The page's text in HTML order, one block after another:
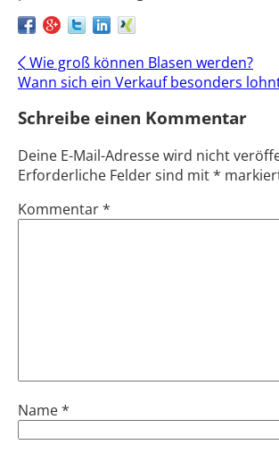
Post
navigation
← Wie groß können Blasen werden?
Wann sich ein Verkauf besonders
Schreibe einen Kommentar
Deine E-Mail-Adresse wird nicht
Erforderliche Felder sind mit *
Kommentar *
Name *